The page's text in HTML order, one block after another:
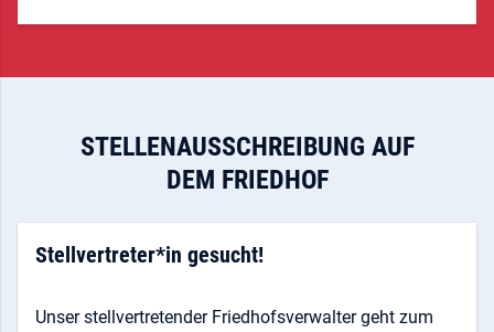
STELLENAUSSCHREIBUNG AUF
DEM FRIEDHOF
Stellvertreter*in gesucht!
Unser stellvertretender Friedhofsverwalter geht zum